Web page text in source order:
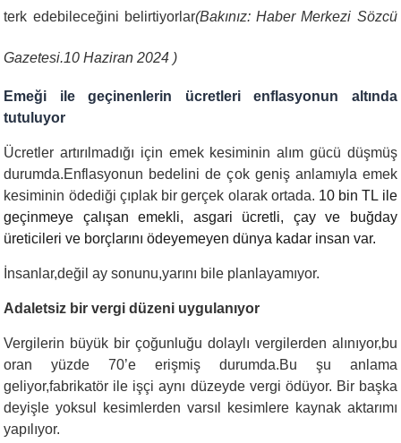
terk edebileceğini belirtiyorlar(Bakınız:Haber Merkezi Sözcü
Gazetesi.10 Haziran 2024 )
Emeği ile geçinenlerin ücretleri enflasyonun altında
tutuluyor
Ücretler artırılmadığı için emek kesiminin alım gücü düşmüş
durumda.Enflasyonun bedelini de çok geniş anlamıyla emek
kesiminin ödediği çıplak bir gerçek olarak ortada. 10 bin TL ile
geçinmeye çalışan emekli, asgari ücretli, çay ve buğday
üreticileri ve borçlarını ödeyemeyen dünya kadar insan var.
İnsanlar,değil ay sonunu,yarını bile planlayamıyor.
Adaletsiz bir vergi düzeni uygulanıyor
Vergilerin büyük bir çoğunluğu dolaylı vergilerden alınıyor,bu
oran yüzde 70’e erişmiş durumda.Bu şu anlama
geliyor,fabrikatör ile işçi aynı düzeyde vergi ödüyor. Bir başka
deyişle yoksul kesimlerden varsıl kesimlere kaynak aktarımı
yapılıyor.